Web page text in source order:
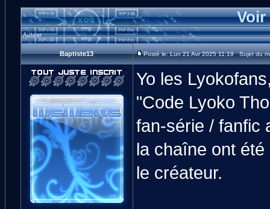
Voir
Auteur
Baptiste13 Posté le: Lun 21 Avr 2025 11:19 Sujet du
Yo les
"Code Lyoko
fan-série / fanfic
la chaîne ont
le créateur.